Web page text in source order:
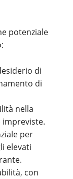
potenziale
di
di
nella
impreviste.
per
elevati
con